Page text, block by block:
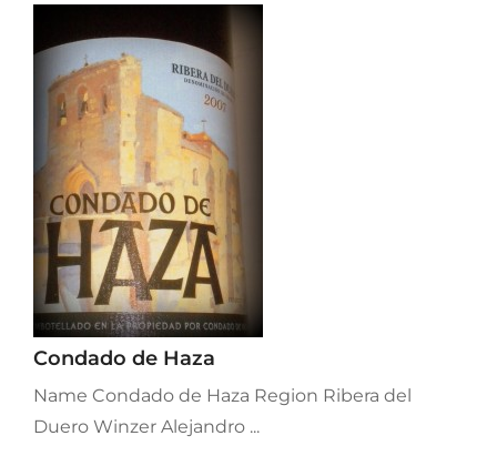
Condado de Haza
Name Condado de Haza Region Ribera del
Duero Winzer Alejandro ...